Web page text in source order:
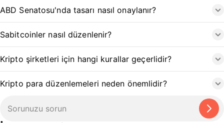
ABD Senatosu'nda tasarı nasıl onaylanır?
Sabitcoinler nasıl düzenlenir?
Kripto şirketleri için hangi kurallar geçerlidir?
Kripto para düzenlemeleri neden önemlidir?